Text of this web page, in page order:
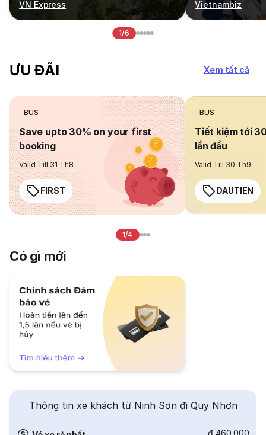
VN Express Vietnambiz
1/6
ƯU ĐÃI Xem tất cả
BUS
Save upto 30% on your first
booking
Valid Till 31 Th8
FIRST
BUS
Tiết kiệm tới
lần đầu
Valid Till 30 Th9
DAUTIEN
1/4
Có gì mới
Thông tin xe khách từ Ninh Sơn đi Quy Nhơn
₫ 460.000